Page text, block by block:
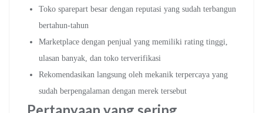
Toko sparepart besar dengan reputasi yang sudah terbangun
bertahun-tahun
Marketplace dengan penjual yang memiliki rating tinggi,
ulasan banyak, dan toko terverifikasi
Rekomendasikan langsung oleh mekanik terpercaya yang
sudah berpengalaman dengan merek tersebut